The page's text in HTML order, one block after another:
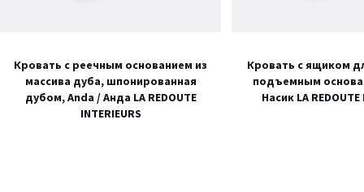
Кровать с реечным основанием из
массива дуба, шпонированная
дубом, Anda / Анда LA REDOUTE
INTERIEURS
Кровать с ящиком
подъемным
Насик LA REDOUTE